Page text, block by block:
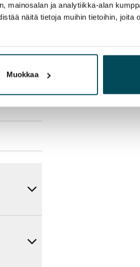
mainosalan ja analytiikka-alan
näitä tietoja muihin tietoihin, joita
Muokkaa
Voit